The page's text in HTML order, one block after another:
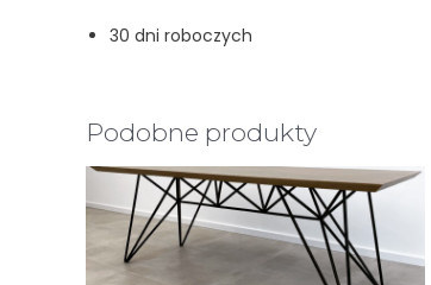
30 dni roboczych
Podobne produkty